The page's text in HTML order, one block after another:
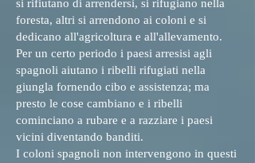
si rifiutano di arrendersi, si rifugiano nella
foresta, altri si arrendono ai coloni e si
dedicano all'agricoltura e all'allevamento.
Per un certo periodo i paesi arresisi agli
spagnoli aiutano i ribelli rifugiati nella
giungla fornendo cibo e assistenza; ma
presto le cose cambiano e i ribelli
cominciano a rubare e a razziare i paesi
vicini diventando banditi.
I coloni spagnoli non intervengono in questi